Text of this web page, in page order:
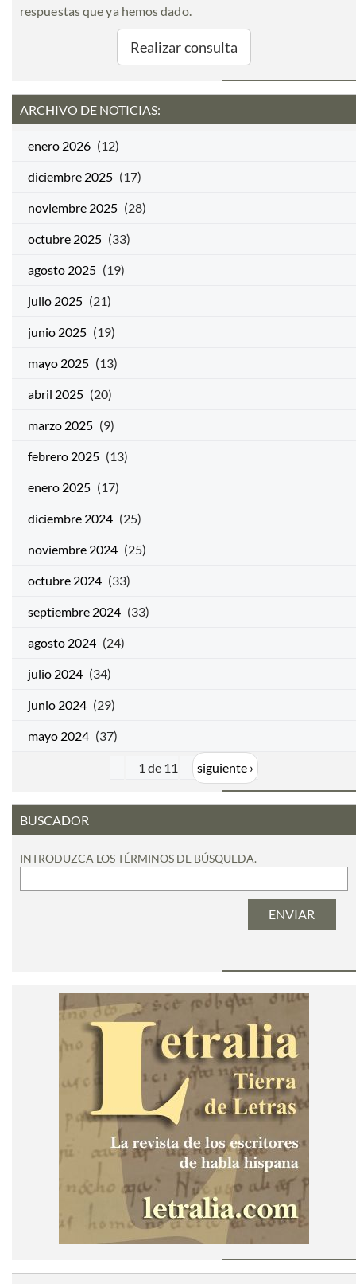
respuestas que ya hemos dado.
Realizar consulta
ARCHIVO DE NOTICIAS:
enero 2026 (12)
diciembre 2025 (17)
noviembre 2025 (28)
octubre 2025 (33)
agosto 2025 (19)
julio 2025 (21)
junio 2025 (19)
mayo 2025 (13)
abril 2025 (20)
marzo 2025 (9)
febrero 2025 (13)
enero 2025 (17)
diciembre 2024 (25)
noviembre 2024 (25)
octubre 2024 (33)
septiembre 2024 (33)
agosto 2024 (24)
julio 2024 (34)
junio 2024 (29)
mayo 2024 (37)
1 de 11 siguiente ›
BUSCADOR
INTRODUZCA LOS TÉRMINOS DE BÚSQUEDA.